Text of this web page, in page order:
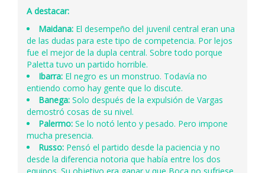
A destacar:
Maidana: El desempeño del juvenil central eran una
de las dudas para este tipo de competencia. Por lejos
fue el mejor de la dupla central. Sobre todo porque
Paletta tuvo un partido horrible.
Ibarra: El negro es un monstruo. Todavía no
entiendo como hay gente que lo discute.
Banega: Solo después de la expulsión de Vargas
demostró cosas de su nivel.
Palermo: Se lo notó lento y pesado. Pero impone
mucha presencia.
Russo: Pensó el partido desde la paciencia y no
desde la diferencia notoria que había entre los dos